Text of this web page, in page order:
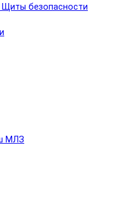
безопасности
МЛЗ